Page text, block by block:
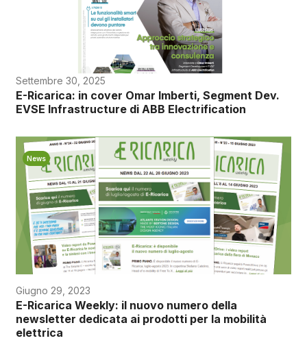
Settembre 30, 2025
E-Ricarica: in cover Omar Imberti, Segment Dev.
EVSE Infrastructure di ABB Electrification
News
Giugno 29, 2023
E-Ricarica Weekly: il nuovo numero della
newsletter dedicata ai prodotti per la mobilità
elettrica